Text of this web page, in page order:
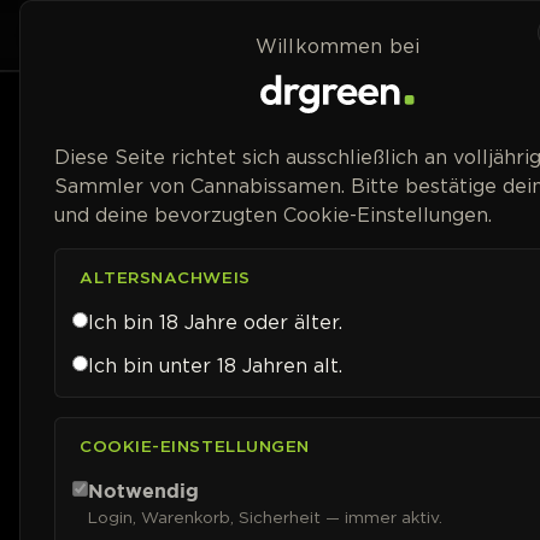
Zum Inhalt springen
Home
Willkommen bei
Diese Seite richtet sich ausschließlich an
Sammler von Cannabissamen. Bitte bestätige
und deine bevorzugten Cookie-Einstellungen.
ALTERSNACHWEIS
Ich bin 18 Jahre oder älter.
Ich bin unter 18 Jahren alt.
COOKIE-EINSTELLUNGEN
Notwendig
Login, Warenkorb, Sicherheit — immer aktiv.